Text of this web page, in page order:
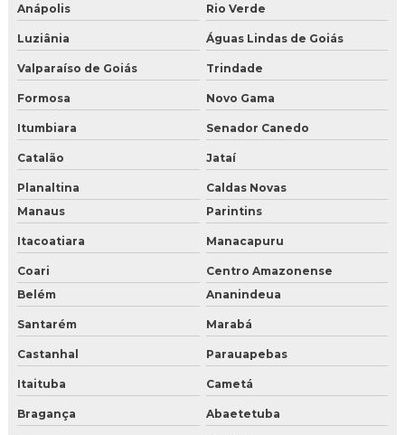
Anápolis Rio Verde
Luziânia Águas Lindas de Goiás
Valparaíso de Goiás Trindade
Formosa Novo Gama
Itumbiara Senador Canedo
Catalão Jataí
Planaltina
Caldas Novas
Manaus
Parintins
Itacoatiara Manacapuru
Coari
Centro Amazonense
Belém
Ananindeua
Santarém Marabá
Castanhal Parauapebas
Itaituba Cametá
Bragança Abaetetuba